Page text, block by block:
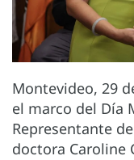
Montevideo, 29
el marco del Día
Representante
doctora Caroline